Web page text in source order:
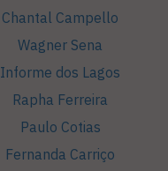
Chantal Campello
Wagner Sena
Informe dos Lagos
Rapha Ferreira
Paulo Cotias
Fernanda Carriço